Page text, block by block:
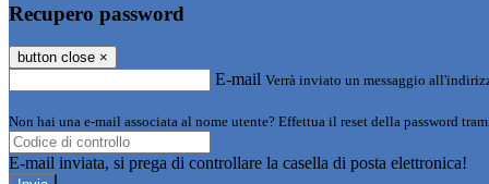
Recupero password
button close ×
E-mail Verrà inviato un messaggio
Non hai una e-mail associata al nome utente? Effettua il reset della password
E-mail inviata, si prega di controllare la casella di posta elettronica!